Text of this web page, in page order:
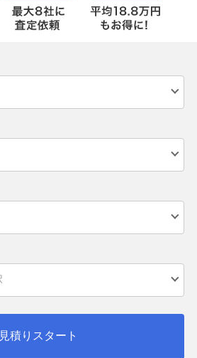
見積りスタート